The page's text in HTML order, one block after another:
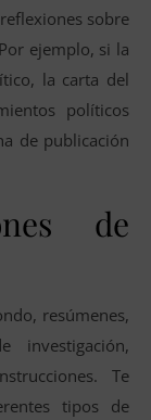
sobre
ejemplo, si la
la carta del
políticos
de publicación
de
resúmenes,
investigación,
Te
tipos de